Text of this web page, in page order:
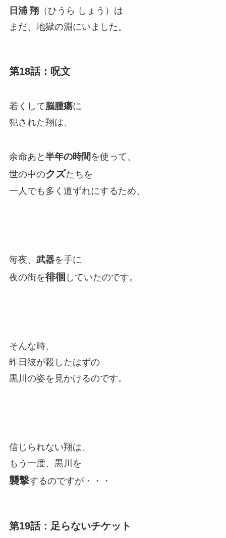
日浦 翔（ひうら しょう）は
まだ、地獄の淵にいました。
第18話：呪文
若くして脳腫瘍に
犯された翔は、
余命あと 半年の時間 を使って、
世の中のクズたちを
一人でも多く道ずれにするため、
毎夜、 武器を手に
夜の街を徘徊 していたのです。
そんな時、
昨日彼が殺したはずの
黒川の姿を見かけるのです。
信じられない翔は、
もう一度、黒川を
襲撃するのですが・・・
第19話：足らないチケット